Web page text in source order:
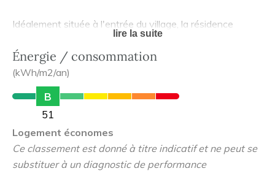
Idéalement située à l'entrée du village, la résidence
constituée de 3 chalets se trouve au coeur d'un nouveau
quartier en devenir. Des logements du T1 au T5
bénéficient de vues dégagées sur les montagnes.
A proximité directe du télésiège des Perrières et à
quelques pas de toutes les commodités (commerces,
restaurants...) sans oublier la navette gratuite au pied
résidence.
lire la suite
Énergie / consommation
(kWh/m2/an)
B
51
Logement économes
Ce classement est donné à titre indicatif et ne peut se
substituer à un diagnostic de performance